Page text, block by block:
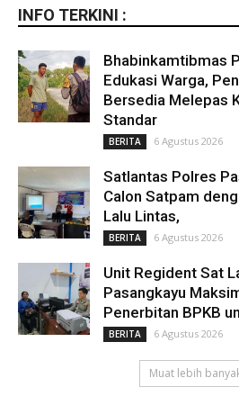
INFO TERKINI :
Bhabinkamtibmas
Edukasi Warga,
Bersedia Melepas
Standar
BERITA 6 Agustus 2026
Satlantas Polres
Calon Satpam
Lalu Lintas,
BERITA 6 Agustus 2026
Unit Regident Sat
Pasangkayu
Penerbitan BPKB
BERITA 6 Agustus 2026
Muat lebih